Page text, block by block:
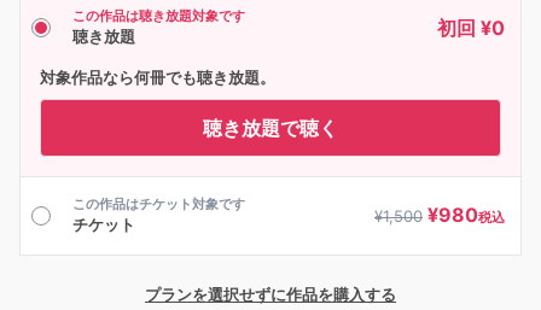
この作品は聴き放題対象です
聴き放題 初回 ¥0
対象作品なら何冊でも聴き放題。
聴き放題で聴く
この作品はチケット対象です
チケット ¥1,500 ¥980税込
プランを選択せずに作品を購入する